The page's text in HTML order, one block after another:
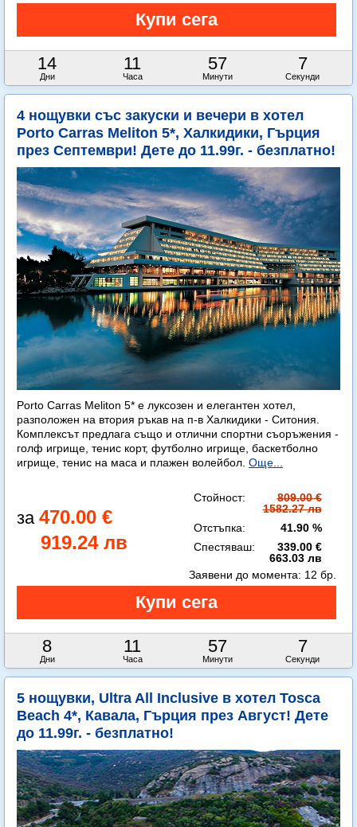
14
Дни
11
Часа
57
Минути
6
Секунди
4 нощувки със закуски и вечери в хотел
Porto Carras Meliton 5*, Халкидики, Гърция
през Септември! Дете до 11.99г. - безплатно!
Porto Carras Meliton 5* е луксозен и елегантен хотел,
разположен на втория ръкав на п-в Халкидики - Ситония.
Комплексът предлага също и отлични спортни съоръжения -
голф игрище, тенис корт, футболно игрище, баскетболно
игрище, тенис на маса и плажен волейбол. Още...
470.00 €
919.24 лв
Стойност:
809.00 €
1582.27 лв
Отстъпка:
41.90 %
Спестяваш:
339.00 €
663.03 лв
8
Дни
11
Часа
57
Минути
6
Секунди
Заявени до момента: 12 бр.
5 нощувки, Ultra All Inclusive в хотел Tosca
Beach 4*, Кавала, Гърция през Август! Дете
до 11.99г. - безплатно!